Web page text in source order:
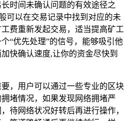
时间未确认问题的有效途径之
可以在交易记录中找到对应的未
费重新发起交易，适当提高矿工
“优先处理”的信号，能够吸引他
快确认速度,让你的资金尽快到
，用户可以通过一些专业的区块
堵情况，如果发现网络拥堵严
待网络状况好转后再进行操作，